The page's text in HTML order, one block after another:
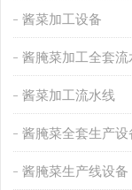
酱菜加工设备
酱腌菜加工全套流
酱菜加工流水线
酱腌菜全套生产设
酱腌菜生产线设备